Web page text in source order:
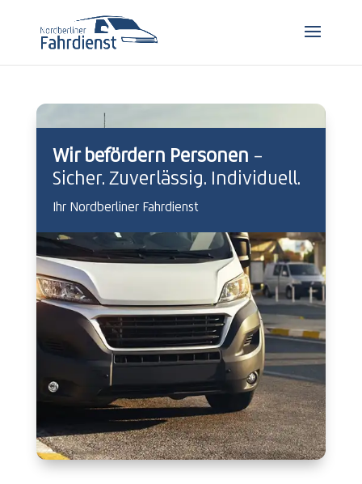
Wir befördern Personen –
Sicher. Zuverlässig. Individuell.
Ihr Nordberliner Fahrdienst